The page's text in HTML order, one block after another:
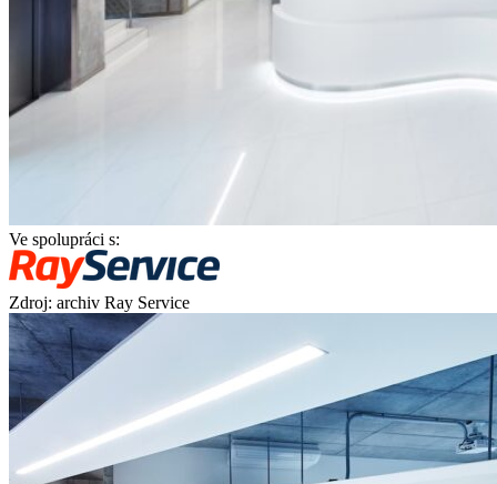
Ve spolupráci s:
Zdroj: archiv Ray Service